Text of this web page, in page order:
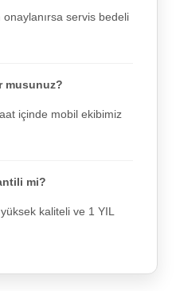
onaylanırsa servis bedeli
musunuz?
içinde mobil ekibimiz
mi?
kaliteli ve 1 YIL